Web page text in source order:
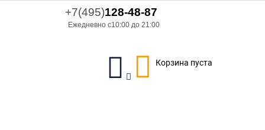
+7(495)128-48-87
Ежедневно с10:00 до 21:00
Корзина пуста